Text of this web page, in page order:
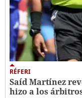
RÉFERI
Saíd Martínez
hizo a los